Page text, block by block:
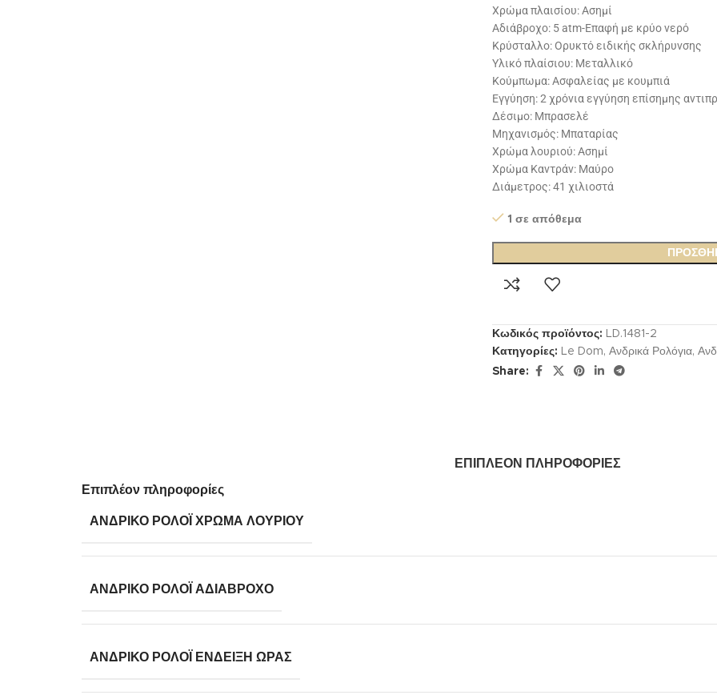
Χρώμα πλαισίου: Ασημί
Αδιάβροχο: 5 atm-Επαφή με κρύο νερό
Κρύσταλλο: Ορυκτό ειδικής σκλήρυνσης
Υλικό πλαίσιου: Μεταλλικό
Κούμπωμα: Ασφαλείας με κουμπιά
Εγγύηση: 2 χρόνια εγγύηση επίσημης
Δέσιμο: Μπρασελέ
Μηχανισμός: Μπαταρίας
Χρώμα λουριού: Ασημί
Χρώμα Καντράν: Μαύρο
Διάμετρος: 41 χιλιοστά
1 σε απόθεμα
Κωδικός προϊόντος: LD.1481-2
Κατηγορίες: Le Dom, Ανδρικά Ρολόγια,
Share:
ΕΠΙΠΛΈΟΝ ΠΛΗΡΟΦΟΡΊΕΣ
Επιπλέον πληροφορίες
ΑΝΔΡΙΚΌ ΡΟΛΌΙ ΧΡΏΜΑ ΛΟΥΡΙΟΎ
ΑΝΔΡΙΚΌ ΡΟΛΌΙ ΑΔΙΆΒΡΟΧΟ
ΑΝΔΡΙΚΌ ΡΟΛΌΙ ΈΝΔΕΙΞΗ ΏΡΑΣ